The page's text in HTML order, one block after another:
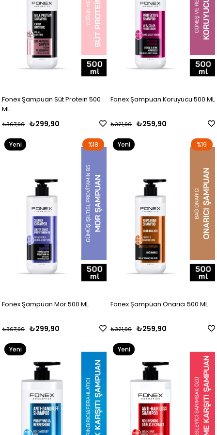
Fonex Şampuan Süt Protein 500
ML
₺299,90
₺367,90
Fonex Şampuan Koruyucu 500 ML
₺259,90
₺321,90
Fonex Şampuan Mor 500 ML
₺299,90
₺367,90
%18
Yeni
Fonex Şampuan Onarıcı 500 ML
₺259,90
₺321,90
%19
Yeni
Yeni
Yeni